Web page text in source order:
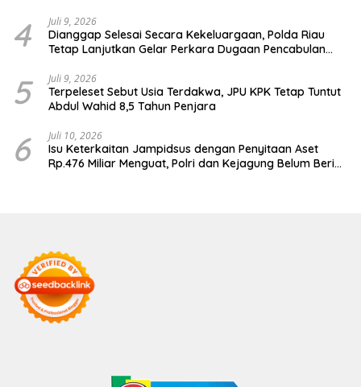
4 Juli 9, 2026
Dianggap Selesai Secara Kekeluargaan, Polda Riau
Tetap Lanjutkan Gelar Perkara Dugaan Pencabulan
5 Juli 9, 2026
Terpeleset Sebut Usia Terdakwa, JPU KPK Tetap Tuntut
Abdul Wahid 8,5 Tahun Penjara
6 Juli 10, 2026
Isu Keterkaitan Jampidsus dengan Penyitaan Aset
Rp.476 Miliar Menguat, Polri dan Kejagung Belum Beri